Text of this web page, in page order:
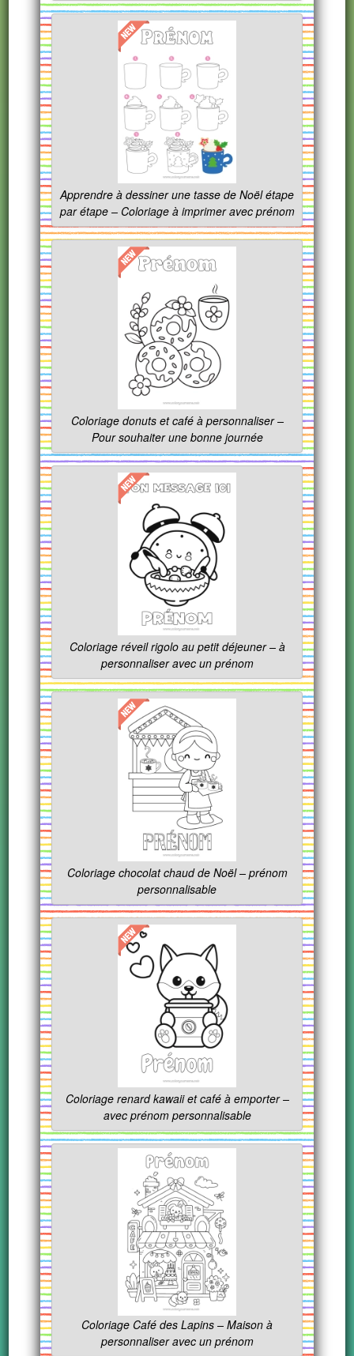
Apprendre à dessiner une tasse de Noël étape
par étape – Coloriage à imprimer avec prénom
Coloriage donuts et café à personnaliser –
Pour souhaiter une bonne journée
Coloriage réveil rigolo au petit déjeuner – à
personnaliser avec un prénom
Coloriage chocolat chaud de Noël – prénom
personnalisable
Coloriage renard kawaii et café à emporter –
avec prénom personnalisable
Coloriage Café des Lapins – Maison à
personnaliser avec un prénom